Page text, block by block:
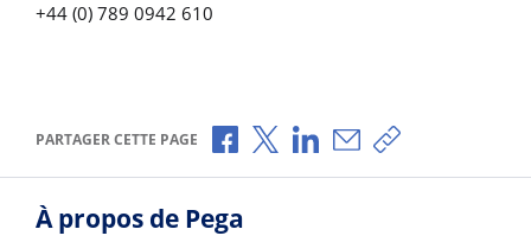
+44 (0) 789 0942 610
PARTAGER CETTE PAGE Partager via Facebook
Partager via X
Partager via LinkedIn
Partager par e-mail
Copier le lien
À propos de Pega